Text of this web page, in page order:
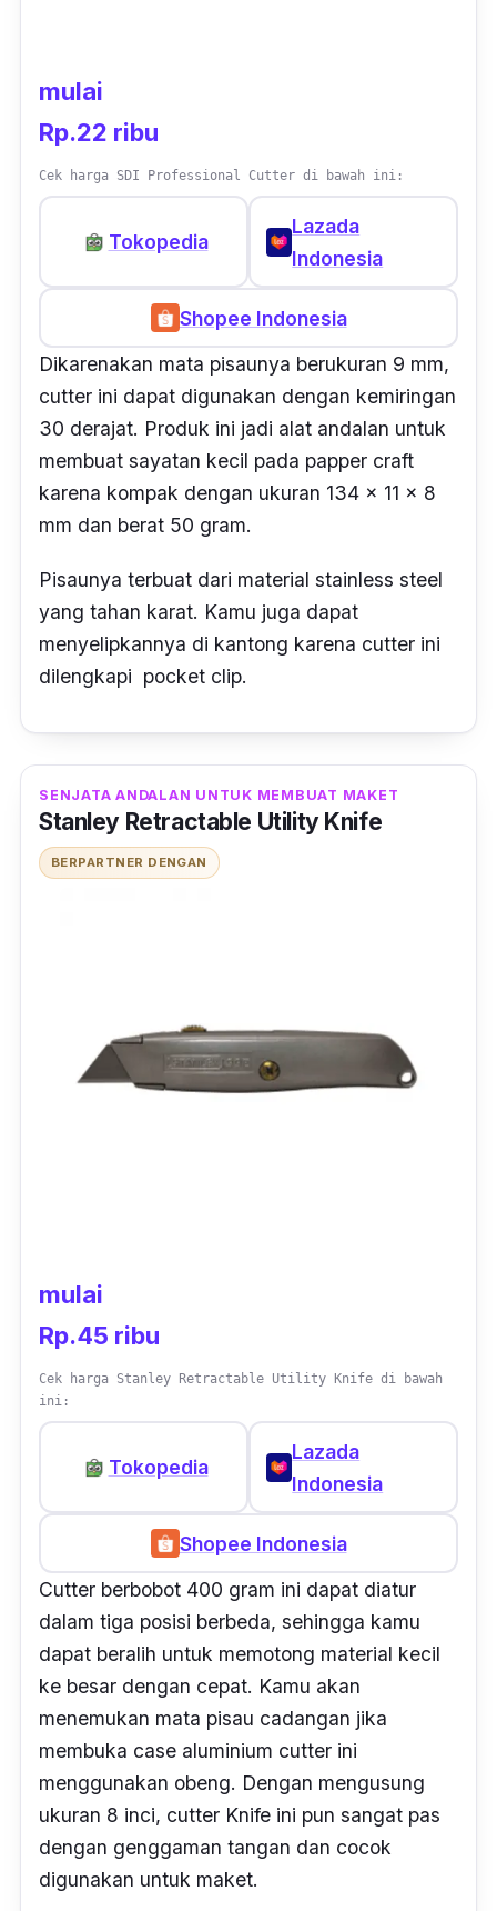
mulai
Rp.22 ribu
Cek harga SDI Professional Cutter di bawah ini:
Tokopedia
Lazada
Indonesia
Shopee Indonesia
Dikarenakan mata pisaunya berukuran 9 mm,
cutter ini dapat digunakan dengan kemiringan
30 derajat. Produk ini jadi alat andalan untuk
membuat sayatan kecil pada papper craft
karena kompak dengan ukuran 134 x 11 x 8
mm dan berat 50 gram.
Pisaunya terbuat dari material stainless steel
yang tahan karat. Kamu juga dapat
menyelipkannya di kantong karena cutter ini
dilengkapi pocket clip.
SENJATA ANDALAN UNTUK MEMBUAT MAKET
Stanley Retractable Utility Knife
BERPARTNER DENGAN
mulai
Rp.45 ribu
Cek harga Stanley Retractable Utility Knife di bawah
ini:
Tokopedia
Lazada
Indonesia
Shopee Indonesia
Cutter berbobot 400 gram ini dapat diatur
dalam tiga posisi berbeda, sehingga kamu
dapat beralih untuk memotong material kecil
ke besar dengan cepat. Kamu akan
menemukan mata pisau cadangan jika
membuka case aluminium cutter ini
menggunakan obeng. Dengan mengusung
ukuran 8 inci, cutter Knife ini pun sangat pas
dengan genggaman tangan dan cocok
digunakan untuk maket.